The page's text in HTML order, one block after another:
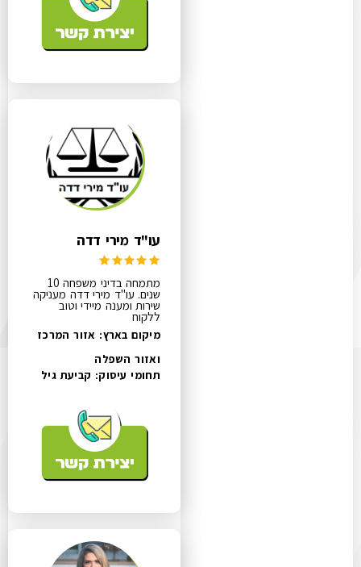
עו"ד מירי דדה
מתמחה בדיני משפחה 10
שנים. עו"ד מירי דדה מעניקה
שירות ומענה מיידי וטוב
ללקוח
מיקום בארץ: אזור המרכז
ואזור השפלה
תחומי עיסוק: קביעת גיל